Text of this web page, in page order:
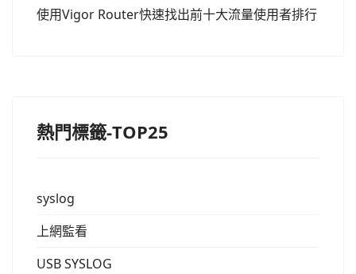
使用Vigor Router快速找出前十大流量使用者排行
熱門標籤-TOP25
syslog
上網監看
USB SYSLOG